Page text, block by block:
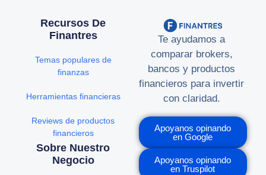
Te ayudamos a
comparar brokers,
bancos y productos
financieros para invertir
con claridad.
Apoyanos opinando
en Google
Apoyanos opinando
en Truspilot
Recursos De
Finantres
Temas populares de
finanzas
Herramientas financieras
Reviews de productos
financieros
Sobre Nuestro
Negocio